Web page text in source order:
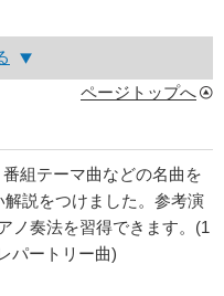
ページトップへ
組テーマ曲などの名曲を
説をつけました。参考演
ノ奏法を習得できます。(1
パートリー曲)